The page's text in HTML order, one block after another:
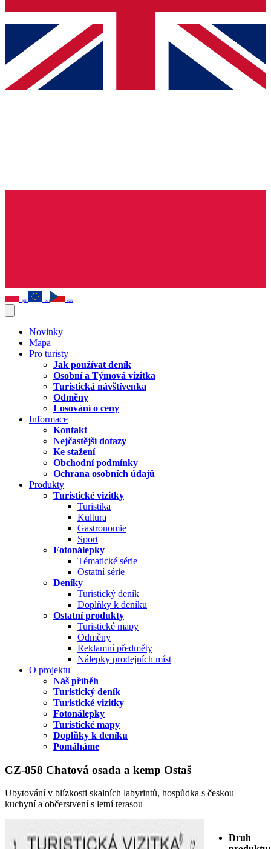
pln eur czk
Novinky
Mapa
Pro turisty
Jak používat deník
Osobní a Týmová vizitka
Turistická návštívenka
Odměny
Losování o ceny
Informace
Kontakt
Nejčastější dotazy
Ke stažení
Obchodní podmínky
Ochrana osobních údajů
Produkty
Turistické vizitky
Turistika
Kultura
Gastronomie
Sport
Fotonálepky
Tématické série
Ostatní série
Deníky
Turistický deník
Doplňky k deníku
Ostatní produkty
Turistické mapy
Odměny
Reklamní předměty
Nálepky prodejních míst
O projektu
Náš příběh
Turistický deník
Turistické vizitky
Fotonálepky
Turistické mapy
Doplňky k deníku
Pomáháme
CZ-858 Chatová osada a kemp Ostaš
Ubytování v blízkosti skalních labyrintů, hospůdka s českou
kuchyní a občerstvení s letní terasou
Druh